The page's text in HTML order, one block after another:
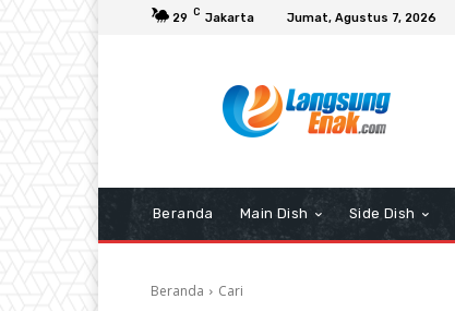
29 C Jakarta Jumat, Agustus 7, 2026
Beranda Main Dish Side Dish
Beranda Cari